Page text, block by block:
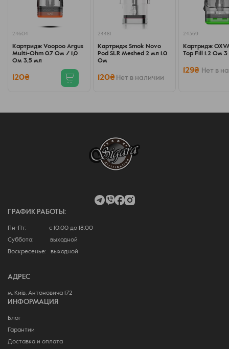
24604
Картридж Voopoo Argus
Multi-Ohm 0.7 Ом / 1,0
Ом 3,5 мл
120₴
24481
Картридж Smok Novo
Pod SLR Meshed 2 мл 1.0
Ом
120₴ Нет в наличии
24369
Картридж
Top Fill 1.2 Ом
129₴ Нет в
ГРАФИК РАБОТЫ:
Пн-Пт: с 10:00 до 18:00
Суббота: выходной
Воскресенье: выходной
АДРЕС
м. Київ, Антоновича 172
ИНФОРМАЦИЯ
Блог
Гарантии
Доставка и оплата